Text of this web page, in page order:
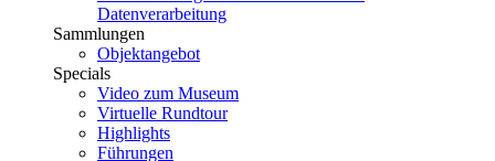
Datenverarbeitung
Sammlungen
Objektangebot
Specials
Video zum Museum
Virtuelle Rundtour
Highlights
Führungen